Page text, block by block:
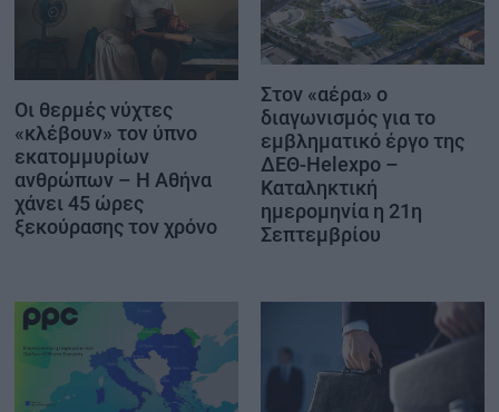
Οι θερμές νύχτες
«κλέβουν» τον ύπνο
εκατομμυρίων
ανθρώπων – Η Αθήνα
χάνει 45 ώρες
ξεκούρασης τον χρόνο
Στον «αέρα» ο
διαγωνισμός για το
εμβληματικό έργο της
ΔΕΘ-Helexpo –
Καταληκτική
ημερομηνία η 21η
Σεπτεμβρίου